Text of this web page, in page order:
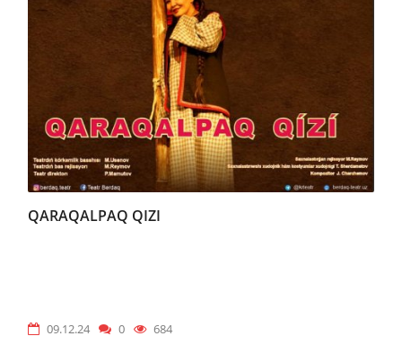
QARAQALPAQ QIZI
09.12.24 0 684